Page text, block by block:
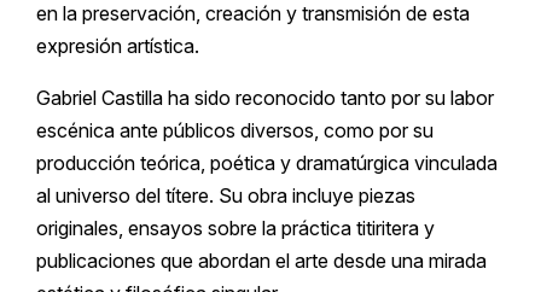
en la preservación, creación y transmisión de esta
expresión artística.
Gabriel Castilla ha sido reconocido tanto por su labor
escénica ante públicos diversos, como por su
producción teórica, poética y dramatúrgica vinculada
al universo del títere. Su obra incluye piezas
originales, ensayos sobre la práctica titiritera y
publicaciones que abordan el arte desde una mirada